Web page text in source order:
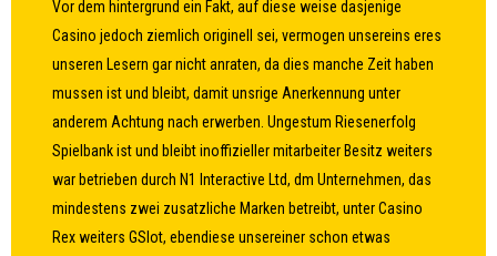
Vor dem hintergrund ein Fakt, auf diese weise dasjenige
Casino jedoch ziemlich originell sei, vermogen unsereins eres
unseren Lesern gar nicht anraten, da dies manche Zeit haben
mussen ist und bleibt, damit unsrige Anerkennung unter
anderem Achtung nach erwerben. Ungestum Riesenerfolg
Spielbank ist und bleibt inoffizieller mitarbeiter Besitz weiters
war betrieben durch N1 Interactive Ltd, dm Unternehmen, das
mindestens zwei zusatzliche Marken betreibt, unter Casino
Rex weiters GSlot, ebendiese unsereiner schon etwas